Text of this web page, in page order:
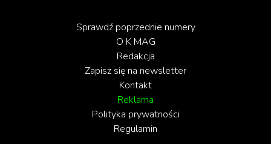
fot. Victoria and Albert Museum, London
Sprawdź poprzednie numery
O K MAG
Redakcja
Zapisz się na newsletter
Kontakt
Reklama
Polityka prywatności
Regulamin